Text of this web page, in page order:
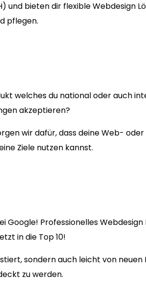
und bieten dir flexible
pflegen.
welches du national oder auch
akzeptieren?
wir dafür, dass deine Web-
Ziele nutzen kannst.
Google! Professionelles
in die Top 10!
sondern auch leicht von
zu werden.